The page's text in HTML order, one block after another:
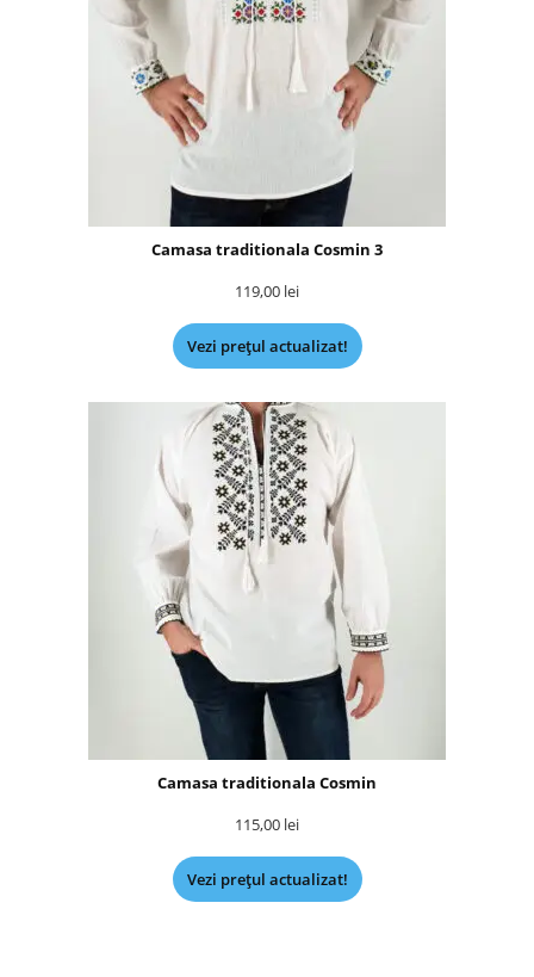
Camasa traditionala Cosmin 3
119,00 lei
Vezi prețul actualizat!
Camasa traditionala Cosmin
115,00 lei
Vezi prețul actualizat!